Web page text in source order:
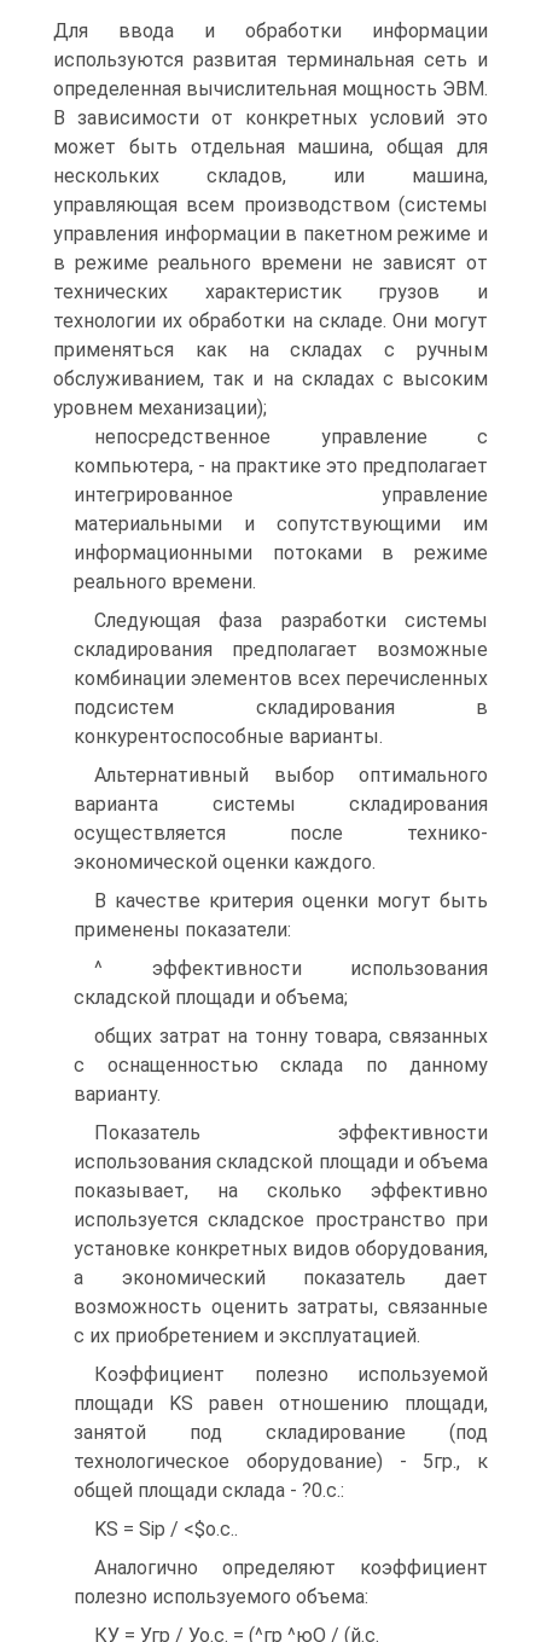
Для ввода и обработки информации
используются развитая терминальная сеть и
определенная вычислительная мощность ЭВМ.
В зависимости от конкретных условий это
может быть отдельная машина, общая для
нескольких складов, или машина,
управляющая всем производством (системы
управления информации в пакетном режиме и
в режиме реального времени не зависят от
технических характеристик грузов и
технологии их обработки на складе. Они могут
применяться как на складах с ручным
обслуживанием, так и на складах с высоким
уровнем механизации);
непосредственное управление с
компьютера, - на практике это предполагает
интегрированное управление
материальными и сопутствующими им
информационными потоками в режиме
реального времени.
Следующая фаза разработки системы
складирования предполагает возможные
комбинации элементов всех перечисленных
подсистем складирования в
конкурентоспособные варианты.
Альтернативный выбор оптимального
варианта системы складирования
осуществляется после технико-
экономической оценки каждого.
В качестве критерия оценки могут быть
применены показатели:
^ эффективности использования
складской площади и объема;
общих затрат на тонну товара, связанных
с оснащенностью склада по данному
варианту.
Показатель эффективности
использования складской площади и объема
показывает, на сколько эффективно
используется складское пространство при
установке конкретных видов оборудования,
а экономический показатель дает
возможность оценить затраты, связанные
с их приобретением и эксплуатацией.
Коэффициент полезно используемой
площади KS равен отношению площади,
занятой под складирование (под
технологическое оборудование) - 5гр., к
общей площади склада - ?0.с.:
KS = Sip / <$о.с..
Аналогично определяют коэффициент
полезно используемого объема:
КУ = Угр / Уо.с. = (^гр ^юО / (й.с.